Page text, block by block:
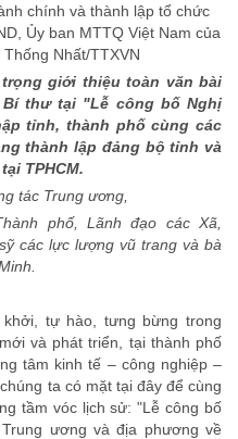
chính và thành lập tổ chức
Ủy ban MTTQ Việt Nam của
Nhất/TTXVN
giới thiệu toàn văn bài
thư tại "Lễ công bố Nghị
tỉnh, thành phố cùng các
thành lập đảng bộ tỉnh và
TPHCM.
tác Trung ương,
phố, Lãnh đạo các Xã,
các lực lượng vũ trang và bà
tự hào, tưng bừng trong
và phát triển, tại thành phố
tâm kinh tế – công nghiệp –
ta có mặt tại đây để cùng
tầm vóc lịch sử: "Lễ công bố
ương và địa phương về